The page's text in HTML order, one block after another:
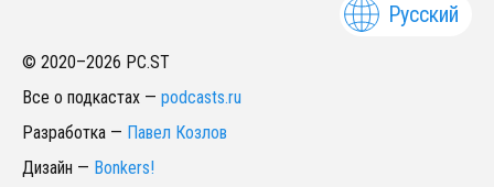
Русский
© 2020–2026 PC.ST
Все о подкастах — podcasts.ru
Разработка — Павел Козлов
Дизайн — Bonkers!